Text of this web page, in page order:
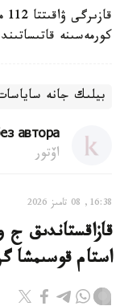
كورمەسىنە
بيلىك جانە
автора
اۆتور
16:38, 08 تامىز 2026
استام قوسىمشا